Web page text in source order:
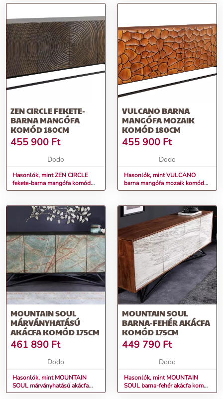
ZEN CIRCLE FEKETE-
BARNA MANGÓFA
KOMÓD 180CM
455 900 Ft
Dodo
Hasonlók, mint ZEN CIRCLE
fekete-barna mangófa komód
180cm
VULCANO BARNA
MANGÓFA MOZAIK
KOMÓD 180CM
455 900 Ft
Dodo
Hasonlók, mint VULCANO
barna mangófa mozaik komód
180cm
MOUNTAIN SOUL
MÁRVÁNYHATÁSÚ
AKÁCFA KOMÓD 175CM
461 890 Ft
Dodo
Hasonlók, mint MOUNTAIN
SOUL márványhatású akácfa
komód 175cm
MOUNTAIN SOUL
BARNA-FEHÉR AKÁCFA
KOMÓD 175CM
449 790 Ft
Dodo
Hasonlók, mint MOUNTAIN
SOUL barna-fehér akácfa komód
175cm